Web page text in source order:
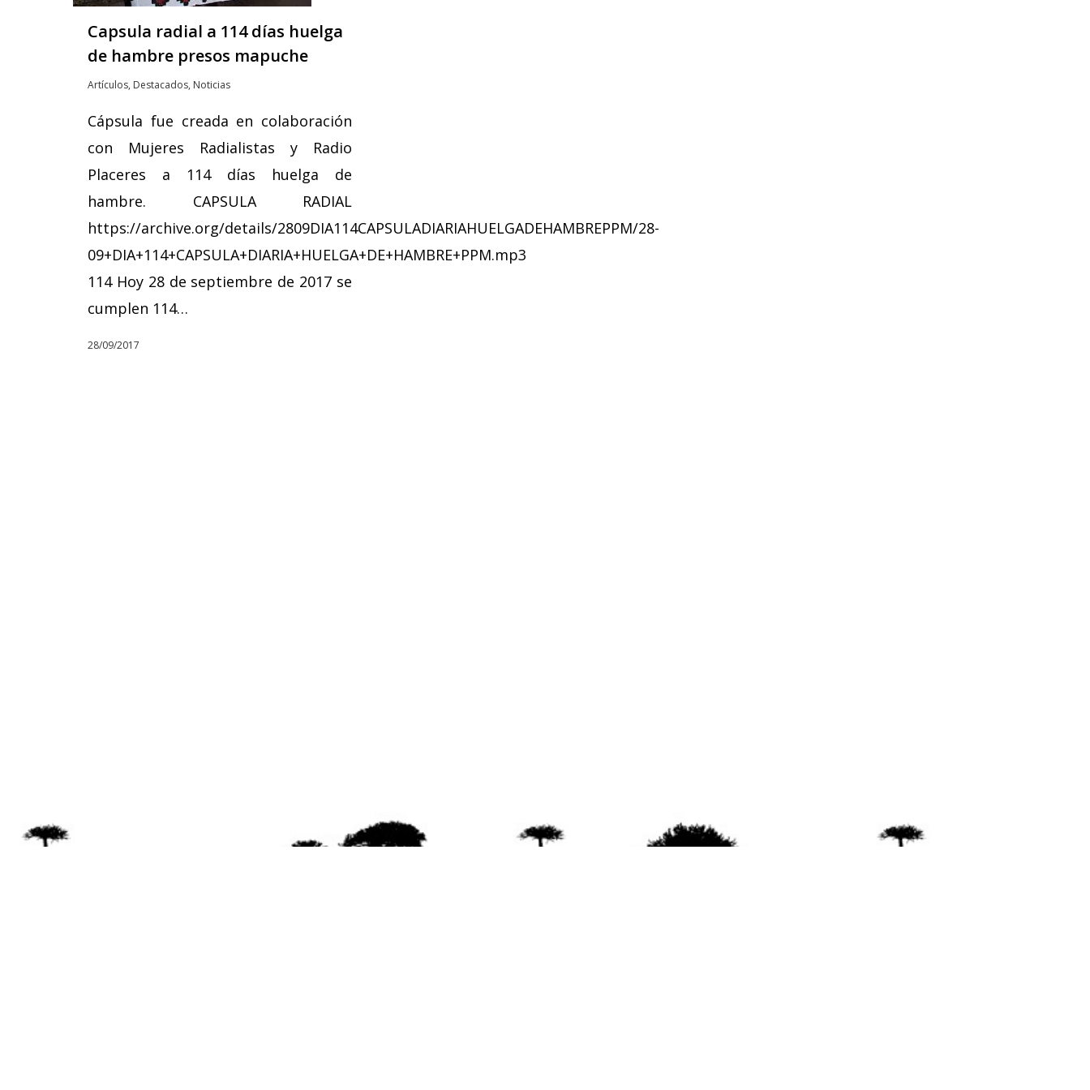
Capsula radial a 114 días huelga
de hambre presos mapuche
Artículos, Destacados, Noticias
Cápsula fue creada en colaboración
con Mujeres Radialistas y Radio
Placeres a 114 días huelga de
hambre. CAPSULA RADIAL
https://archive.org/details/2809DIA114CAPSULADIARIAHUELGADEHAMBREPPM/28-
09+DIA+114+CAPSULA+DIARIA+HUELGA+DE+HAMBRE+PPM.mp3
114 Hoy 28 de septiembre de 2017 se
cumplen 114…
28/09/2017